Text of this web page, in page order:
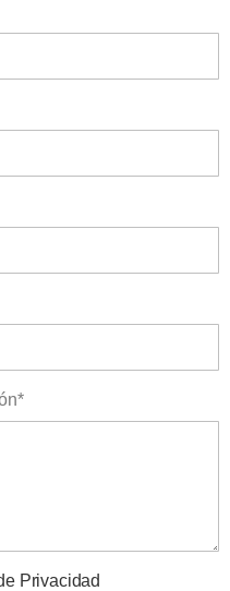
Privacidad